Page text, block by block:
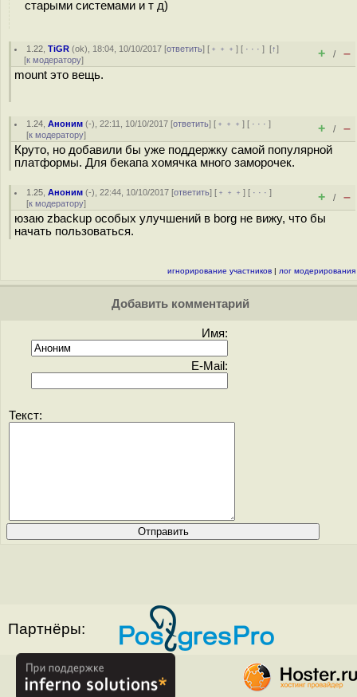
старыми системами и т д)
1.22 ,TiGR (ok), 18:04, 10/10/2017 [ответить] [ ﹢﹢﹢] [ · · ·][↑]
[к модератору] + / –
mount это вещь.
1.24 ,Аноним (-), 22:11, 10/10/2017 [ответить] [ ﹢﹢﹢] [ · · ·]
[к модератору] + / –
Круто, но добавили бы уже поддержку самой популярной
платформы. Для бекапа хомячка много заморочек.
1.25 ,Аноним (-), 22:44, 10/10/2017 [ответить] [ ﹢﹢﹢] [ · · ·]
[к модератору] + / –
юзаю zbackup особых улучшений в borg не вижу, что бы
начать пользоваться.
игнорирование участников | лог модерирования
Добавить комментарий
Имя:
E-Mail:
Текст:
Партнёры: